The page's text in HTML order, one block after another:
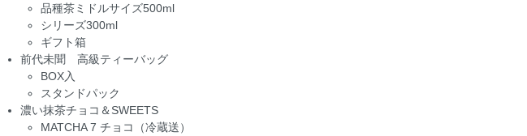
品種茶ミドルサイズ500ml
シリーズ300ml
ギフト箱
前代未聞 高級ティーバッグ
BOX入
スタンドパック
濃い抹茶チョコ＆SWEETS
MATCHA 7 チョコ（冷蔵送）